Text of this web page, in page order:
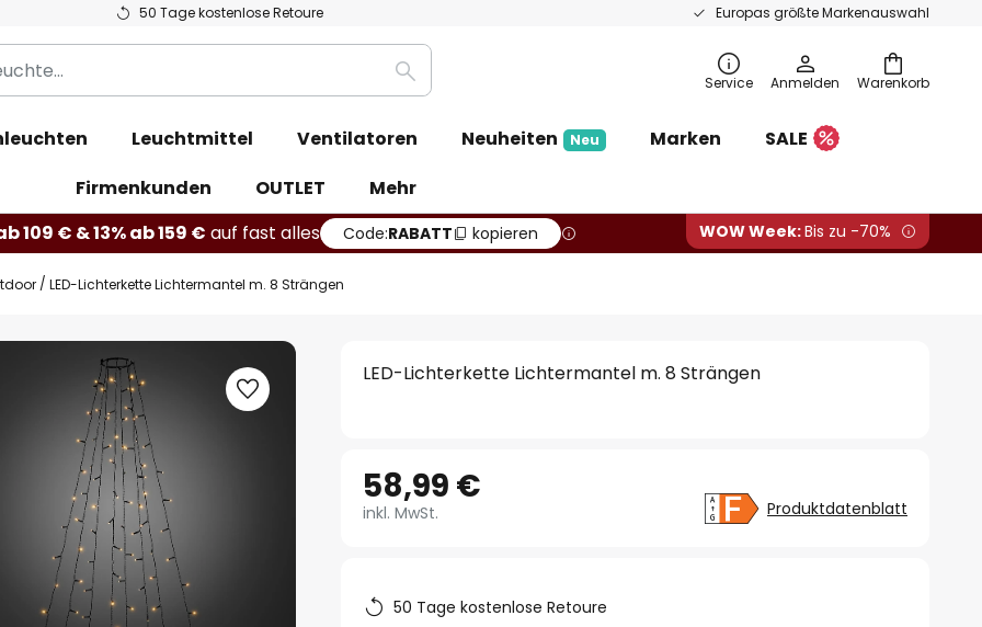
50 Tage kostenlose Retoure Europas größte Markenauswahl
Warenkorb
Suche Service Anmelden
Leuchtmittel Ventilatoren Neuheiten Neu Marken
SALE
Firmenkunden
OUTLET
Mehr
109 € & 13% ab 159 € auf fast alles Code:RABATT kopieren WOW Week:Bis zu -70%
LED-Lichterkette Lichtermantel m. 8 Strängen
LED-Lichterkette Lichtermantel m. 8 Strängen
58,99 €
inkl. MwSt. Produktdatenblatt
50 Tage kostenlose Retoure